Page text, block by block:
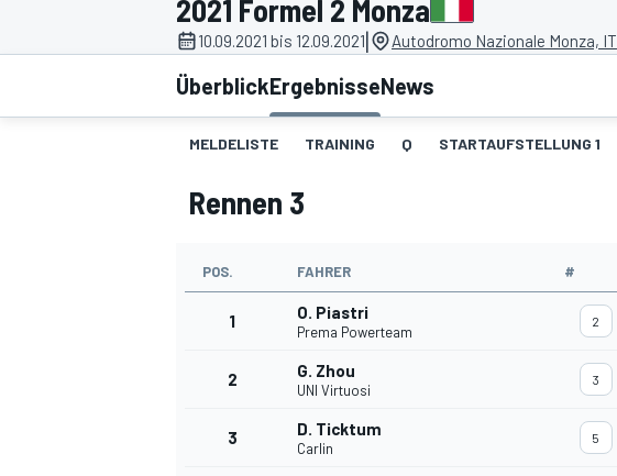
MOTOGP
2021 Formel 2 Monza
10.09.2021 bis 12.09.2021| Autodromo Nazionale Monza, IT
ÜberblickErgebnisseNews
MELDELISTE TRAINING Q STARTAUFSTELLUNG 1
Rennen 3
POS. FAHRER #
1 O. Piastri
Prema Powerteam
2
2 G. Zhou
UNI Virtuosi
3
3 D. Ticktum
Carlin
5